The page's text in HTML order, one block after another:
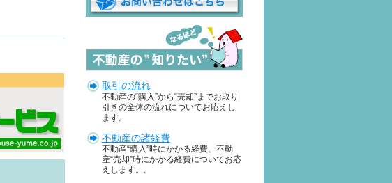
取引の流れ
不動産の“購入”から“売却”までお取り
引きの全体の流れについてお応えし
ます。
不動産の諸経費
不動産“購入”時にかかる経費、不動
産“売却”時にかかる経費についてお応
えします。。